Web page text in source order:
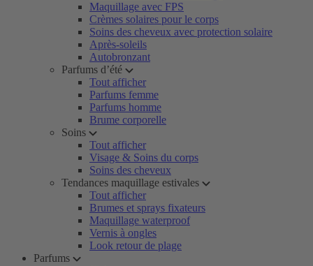
Maquillage avec FPS
Crèmes solaires pour le corps
Soins des cheveux avec protection solaire
Après-soleils
Autobronzant
Parfums d’été
Tout afficher
Parfums femme
Parfums homme
Brume corporelle
Soins
Tout afficher
Visage & Soins du corps
Soins des cheveux
Tendances maquillage estivales
Tout afficher
Brumes et sprays fixateurs
Maquillage waterproof
Vernis à ongles
Look retour de plage
Parfums